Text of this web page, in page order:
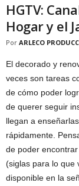
HGTV:
Hogar y el
Por ARLECO
El decorado y
veces son tareas
de cómo poder
de querer seguir
llegan a
rápidamente.
de poder
(siglas para lo que
disponible en la